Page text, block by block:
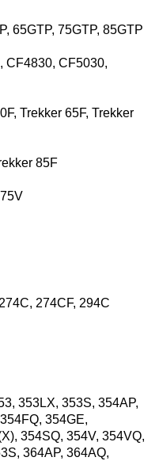
65GTP, 75GTP, 85GTP
CF4830, CF5030,
Trekker 65F, Trekker
85F
274CF, 294C
353LX, 353S, 354AP,
354GE,
354SQ, 354V, 354VQ,
364AP, 364AQ,